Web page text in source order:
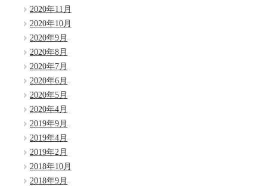
2020年11月
2020年10月
2020年9月
2020年8月
2020年7月
2020年6月
2020年5月
2020年4月
2019年9月
2019年4月
2019年2月
2018年10月
2018年9月